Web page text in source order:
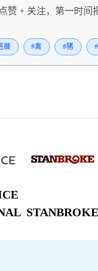
赞 + 关注，第一时间
展 #禽 #猪
STANBROKE